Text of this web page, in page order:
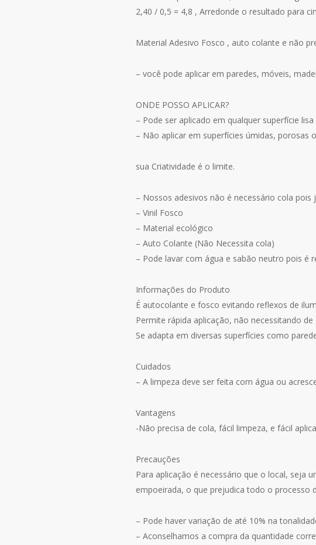
2,40 / 0,5 = 4,8 , Arredonde o resultado para
Material Adesivo Fosco , auto colante e não
– você pode aplicar em paredes, móveis,
ONDE POSSO APLICAR?
– Pode ser aplicado em qualquer superfície
– Não aplicar em superfícies úmidas, porosas
sua Criatividade é o limite.
– Nossos adesivos não é necessário cola
– Vinil Fosco
– Material ecológico
– Auto Colante (Não Necessita cola)
– Pode lavar com água e sabão neutro pois é
Informações do Produto
É autocolante e fosco evitando reflexos de
Permite rápida aplicação, não necessitando
Se adapta em diversas superfícies como
Cuidados
– A limpeza deve ser feita com água ou
Vantagens
-Não precisa de cola, fácil limpeza, e fácil
Precauções
Para aplicação é necessário que o local, seja
empoeirada, o que prejudica todo o processo
– Pode haver variação de até 10% na
– Aconselhamos a compra da quantidade